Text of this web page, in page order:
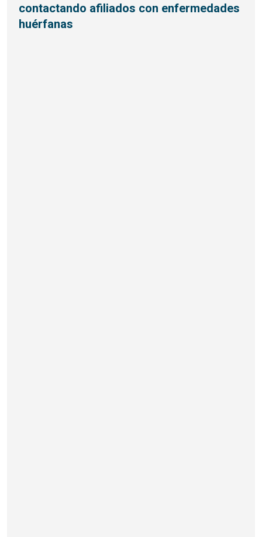
contactando afiliados con enfermedades
huérfanas